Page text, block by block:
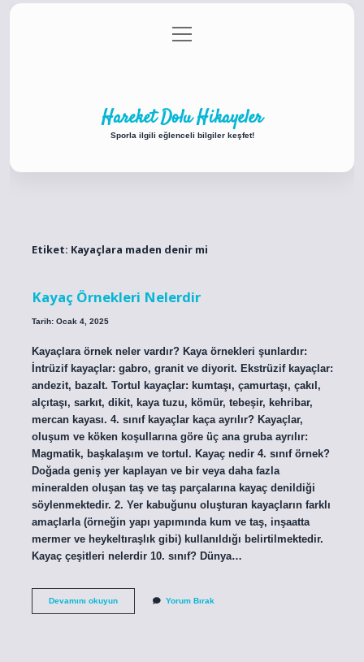
Gizlilik Politikası
menüyü
aç
Hareket Dolu Hikayeler
Sporla ilgili eğlenceli bilgiler keşfet!
Etiket: Kayaçlara maden denir mi
Kayaç Örnekleri Nelerdir
Tarih: Ocak 4, 2025
Kayaçlara örnek neler vardır? Kaya örnekleri şunlardır:
İntrüzif kayaçlar: gabro, granit ve diyorit. Ekstrüzif kayaçlar:
andezit, bazalt. Tortul kayaçlar: kumtaşı, çamurtaşı, çakıl,
alçıtaşı, sarkıt, dikit, kaya tuzu, kömür, tebeşir, kehribar,
mercan kayası. 4. sınıf kayaçlar kaça ayrılır? Kayaçlar,
oluşum ve köken koşullarına göre üç ana gruba ayrılır:
Magmatik, başkalaşım ve tortul. Kayaç nedir 4. sınıf örnek?
Doğada geniş yer kaplayan ve bir veya daha fazla
mineralden oluşan taş ve taş parçalarına kayaç denildiği
söylenmektedir. 2. Yer kabuğunu oluşturan kayaçların farklı
amaçlarla (örneğin yapı yapımında kum ve taş, inşaatta
mermer ve heykeltıraşlık gibi) kullanıldığı belirtilmektedir.
Kayaç çeşitleri nelerdir 10. sınıf? Dünya…
Devamını okuyunKayaç
Yorum Bırak